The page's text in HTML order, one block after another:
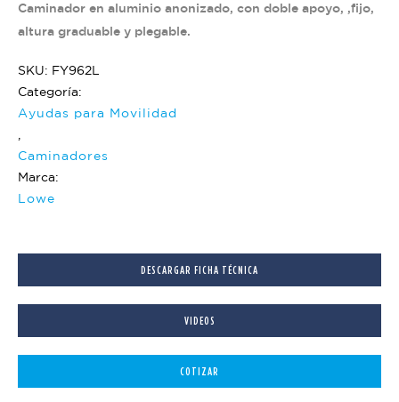
Caminador en aluminio anonizado, con doble apoyo, ,fijo,
altura graduable y plegable.
SKU: FY962L
Categoría:
Ayudas para Movilidad
Caminadores
Marca:
Lowe
DESCARGAR FICHA TÉCNICA
VIDEOS
COTIZAR